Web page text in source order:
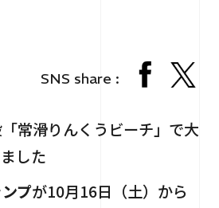
お問い合わせ
SNS share :
常滑りんくうビーチ」で大
した
プが10月16日（土）から